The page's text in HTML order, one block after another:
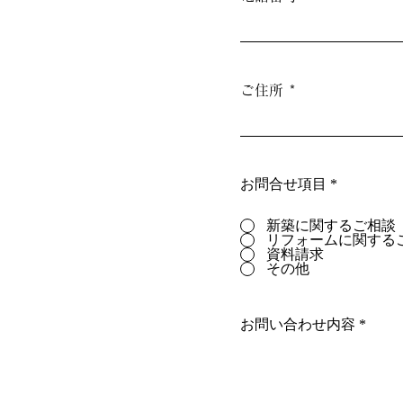
ご住所
お問合せ項目 *
新築に関するご相談
リフォームに関する
資料請求
その他
お問い合わせ内容